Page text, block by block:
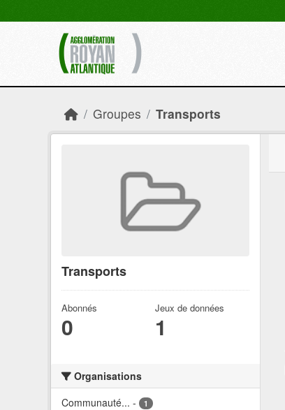
Groupes Transports
Transports
Abonnés
0
Jeux de données
1
Organisations
Communauté... - 1